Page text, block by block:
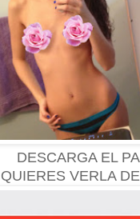
DESCARGA EL
VERLA